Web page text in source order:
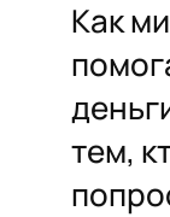
Как
тем,